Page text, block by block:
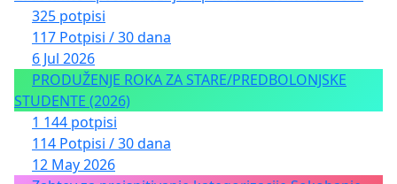
325 potpisi
117 Potpisi / 30 dana
6 Jul 2026
PRODUŽENJE ROKA ZA STARE/PREDBOLONJSKE
STUDENTE (2026)
1 144 potpisi
114 Potpisi / 30 dana
12 May 2026